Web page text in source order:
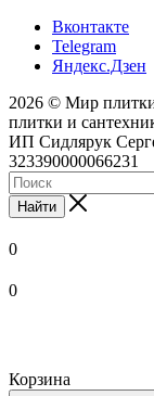
Вконтакте
Telegram
Яндекс.Дзен
2026 © Мир плитки
плитки и
ИП Сидлярук
323390000066231
Найти
0
0
Корзина